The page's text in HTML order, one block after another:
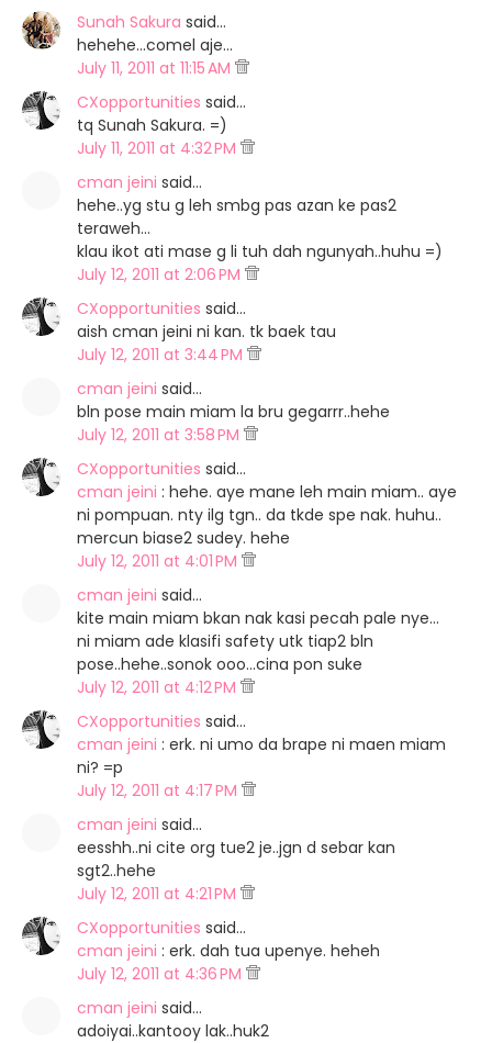
Sunah Sakura said…
hehehe...comel aje...
July 11, 2011 at 11:15 AM
CXopportunities said…
tq Sunah Sakura. =)
July 11, 2011 at 4:32 PM
cman jeini said…
hehe..yg stu g leh smbg pas azan ke pas2
teraweh...
klau ikot ati mase g li tuh dah ngunyah..huhu =)
July 12, 2011 at 2:06 PM
CXopportunities said…
aish cman jeini ni kan. tk baek tau
July 12, 2011 at 3:44 PM
cman jeini said…
bln pose main miam la bru gegarrr..hehe
July 12, 2011 at 3:58 PM
CXopportunities said…
cman jeini : hehe. aye mane leh main miam.. aye
ni pompuan. nty ilg tgn.. da tkde spe nak. huhu..
mercun biase2 sudey. hehe
July 12, 2011 at 4:01 PM
cman jeini said…
kite main miam bkan nak kasi pecah pale nye...
ni miam ade klasifi safety utk tiap2 bln
pose..hehe..sonok ooo...cina pon suke
July 12, 2011 at 4:12 PM
CXopportunities said…
cman jeini : erk. ni umo da brape ni maen miam
ni? =p
July 12, 2011 at 4:17 PM
cman jeini said…
eesshh..ni cite org tue2 je..jgn d sebar kan
sgt2..hehe
July 12, 2011 at 4:21 PM
CXopportunities said…
cman jeini : erk. dah tua upenye. heheh
July 12, 2011 at 4:36 PM
cman jeini said…
adoiyai..kantooy lak..huk2